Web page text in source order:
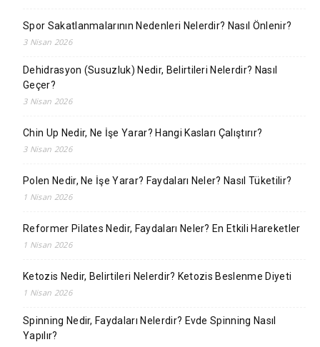
Spor Sakatlanmalarının Nedenleri Nelerdir? Nasıl Önlenir?
3 Nisan 2026
Dehidrasyon (Susuzluk) Nedir, Belirtileri Nelerdir? Nasıl
Geçer?
3 Nisan 2026
Chin Up Nedir, Ne İşe Yarar? Hangi Kasları Çalıştırır?
3 Nisan 2026
Polen Nedir, Ne İşe Yarar? Faydaları Neler? Nasıl Tüketilir?
1 Nisan 2026
Reformer Pilates Nedir, Faydaları Neler? En Etkili Hareketler
1 Nisan 2026
Ketozis Nedir, Belirtileri Nelerdir? Ketozis Beslenme Diyeti
1 Nisan 2026
Spinning Nedir, Faydaları Nelerdir? Evde Spinning Nasıl
Yapılır?